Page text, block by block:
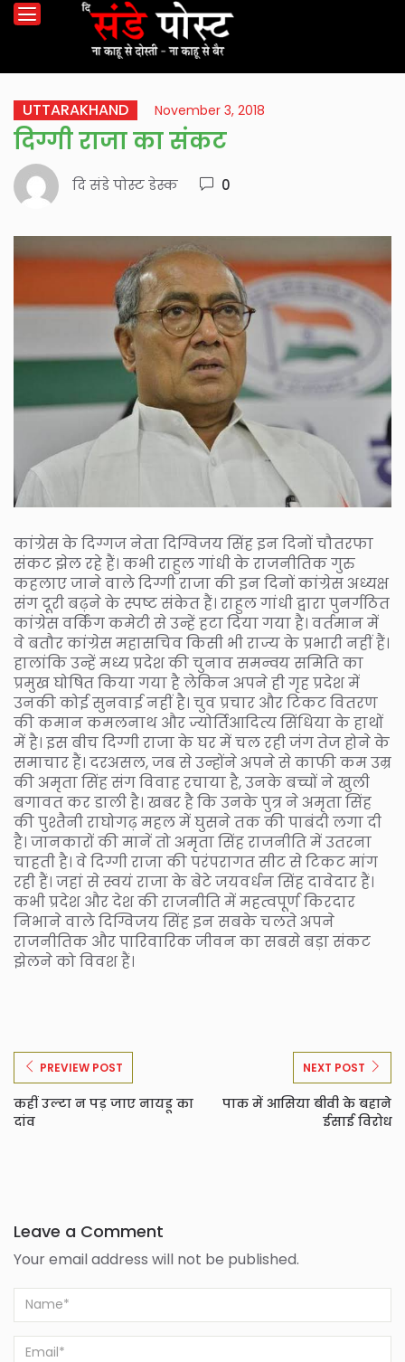
UTTARAKHAND November 3, 2018
दिग्गी राजा का संकट
दि संडे पोस्ट डेस्क 0
कांग्रेस के दिग्गज नेता दिग्विजय सिंह इन दिनों चौतरफा
संकट झेल रहे हैं। कभी राहुल गांधी के राजनीतिक गुरु
कहलाए जाने वाले दिग्गी राजा की इन दिनों कांग्रेस अध्यक्ष
संग दूरी बढ़ने के स्पष्ट संकेत हैं। राहुल गांधी द्वारा पुनर्गठित
कांग्रेस वर्किंग कमेटी से उन्हें हटा दिया गया है। वर्तमान में
वे बतौर कांग्रेस महासचिव किसी भी राज्य के प्रभारी नहीं हैं।
हालांकि उन्हें मध्य प्रदेश की चुनाव समन्वय समिति का
प्रमुख घोषित किया गया है लेकिन अपने ही गृह प्रदेश में
उनकी कोई सुनवाई नहीं है। चुव प्रचार और टिकट वितरण
की कमान कमलनाथ और ज्योर्तिआदित्य सिंधिया के हाथों
में है। इस बीच दिग्गी राजा के घर में चल रही जंग तेज होने के
समाचार हैं। दरअसल, जब से उन्होंने अपने से काफी कम उम्र
की अमृता सिंह संग विवाह रचाया है, उनके बच्चों ने खुली
बगावत कर डाली है। खबर है कि उनके पुत्र ने अमृता सिंह
की पुश्तैनी राघोगढ़ महल में घुसने तक की पाबंदी लगा दी
है। जानकारों की मानें तो अमृता सिंह राजनीति में उतरना
चाहती है। वे दिग्गी राजा की परंपरागत सीट से टिकट मांग
रही हैं। जहां से स्वयं राजा के बेटे जयवर्धन सिंह दावेदार हैं।
कभी प्रदेश और देश की राजनीति में महत्वपूर्ण किरदार
निभाने वाले दिग्विजय सिंह इन सबके चलते अपने
राजनीतिक और पारिवारिक जीवन का सबसे बड़ा संकट
झेलने को विवश हैं।
PREVIEW POST
कहीं उल्टा न पड़ जाए नायडू का
दांव
NEXT POST
पाक में आसिया बीवी के बहाने
ईसाई विरोध
Leave a Comment
Your email address will not be published.